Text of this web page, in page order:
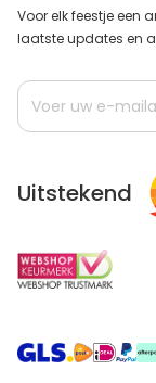
Voor elk feestje een
laatste updates en
Abonneer
op
Uitstekend